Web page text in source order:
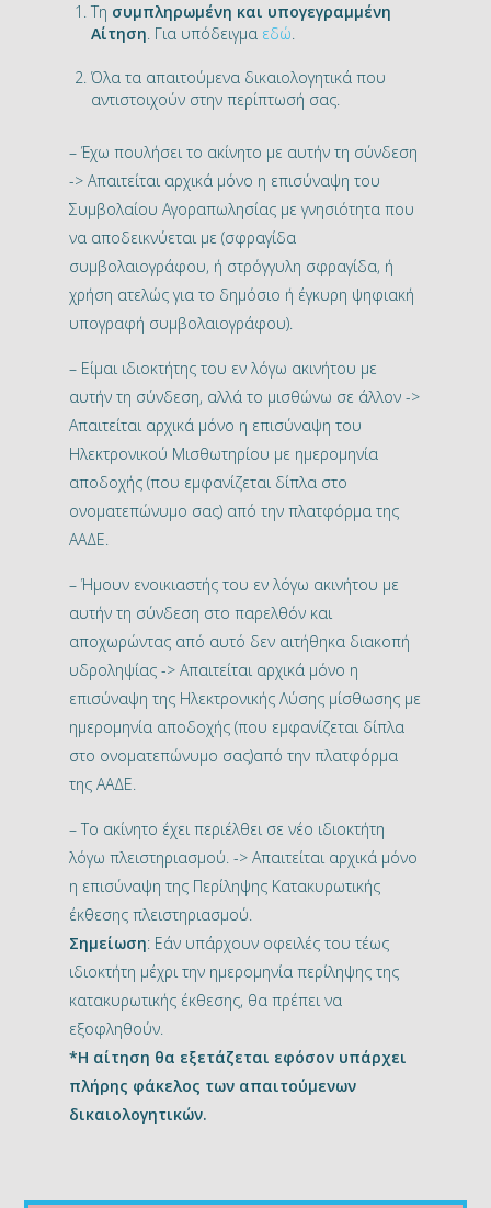
Τη συμπληρωμένη και υπογεγραμμένη
Αίτηση. Για υπόδειγμα εδώ.
Όλα τα απαιτούμενα δικαιολογητικά που
αντιστοιχούν στην περίπτωσή σας.
– Έχω πουλήσει το ακίνητο με αυτήν τη σύνδεση
-> Απαιτείται αρχικά μόνο η επισύναψη του
Συμβολαίου Αγοραπωλησίας με γνησιότητα που
να αποδεικνύεται με (σφραγίδα
συμβολαιογράφου, ή στρόγγυλη σφραγίδα, ή
χρήση ατελώς για το δημόσιο ή έγκυρη ψηφιακή
υπογραφή συμβολαιογράφου).
– Είμαι ιδιοκτήτης του εν λόγω ακινήτου με
αυτήν τη σύνδεση, αλλά το μισθώνω σε άλλον ->
Απαιτείται αρχικά μόνο η επισύναψη του
Ηλεκτρονικού Μισθωτηρίου με ημερομηνία
αποδοχής (που εμφανίζεται δίπλα στο
ονοματεπώνυμο σας) από την πλατφόρμα της
ΑΑΔΕ.
– Ήμουν ενοικιαστής του εν λόγω ακινήτου με
αυτήν τη σύνδεση στο παρελθόν και
αποχωρώντας από αυτό δεν αιτήθηκα διακοπή
υδροληψίας -> Απαιτείται αρχικά μόνο η
επισύναψη της Ηλεκτρονικής Λύσης μίσθωσης με
ημερομηνία αποδοχής (που εμφανίζεται δίπλα
στο ονοματεπώνυμο σας)από την πλατφόρμα
της ΑΑΔΕ.
– Το ακίνητο έχει περιέλθει σε νέο ιδιοκτήτη
λόγω πλειστηριασμού. -> Απαιτείται αρχικά μόνο
η επισύναψη της Περίληψης Κατακυρωτικής
έκθεσης πλειστηριασμού.
Σημείωση: Εάν υπάρχουν οφειλές του τέως
ιδιοκτήτη μέχρι την ημερομηνία περίληψης της
κατακυρωτικής έκθεσης, θα πρέπει να
εξοφληθούν.
*Η αίτηση θα εξετάζεται εφόσον υπάρχει
πλήρης φάκελος των απαιτούμενων
δικαιολογητικών.